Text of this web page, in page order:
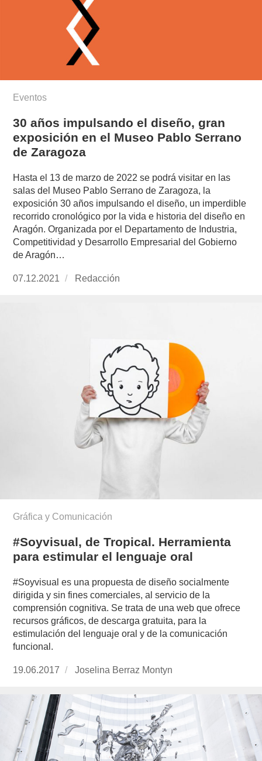
Eventos
30 años impulsando el diseño, gran
exposición en el Museo Pablo Serrano
de Zaragoza
Hasta el 13 de marzo de 2022 se podrá visitar en las
salas del Museo Pablo Serrano de Zaragoza, la
exposición 30 años impulsando el diseño, un imperdible
recorrido cronológico por la vida e historia del diseño en
Aragón. Organizada por el Departamento de Industria,
Competitividad y Desarrollo Empresarial del Gobierno
de Aragón…
Publicado
07.12.2021 https://www.experimenta.es/author/redaccion/
Redacción
Gráfica y Comunicación
#Soyvisual, de Tropical. Herramienta
para estimular el lenguaje oral
#Soyvisual es una propuesta de diseño socialmente
dirigida y sin fines comerciales, al servicio de la
comprensión cognitiva. Se trata de una web que ofrece
recursos gráficos, de descarga gratuita, para la
estimulación del lenguaje oral y de la comunicación
funcional.
Publicado
19.06.2017
https://www.experimenta.es/author/joselina-
montyn/
Joselina Berraz Montyn